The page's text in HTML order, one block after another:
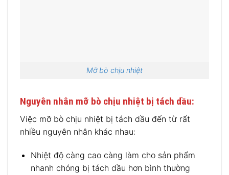
Mỡ bò chịu nhiệt
Nguyên nhân mỡ bò chịu nhiệt bị tách dầu:
Việc mỡ bò chịu nhiệt bị tách dầu đến từ rất
nhiều nguyên nhân khác nhau:
Nhiệt độ càng cao càng làm cho sản phẩm
nhanh chóng bị tách dầu hơn bình thường